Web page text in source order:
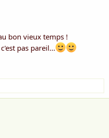
bon vieux temps !
pas pareil...